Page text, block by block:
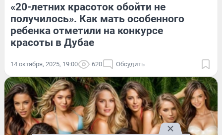
«20-летних красоток обойти не
получилось». Как мать особенного
ребенка отметили на конкурсе
красоты в Дубае
14 октября, 2025, 19:00 620 Обсудить